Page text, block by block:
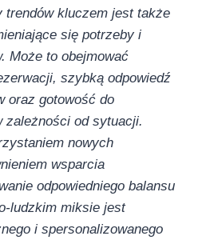
trendów kluczem jest także
się potrzeby i
Może to obejmować
szybką odpowiedź
oraz gotowość do
zależności od sytuacji.
nowych
wsparcia
odpowiedniego balansu
ludzkim miksie jest
i spersonalizowanego